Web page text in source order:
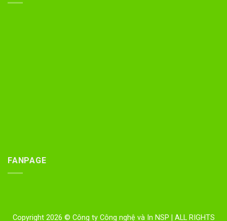
FANPAGE
Copyright 2026 © Công ty Công nghệ và In NSP | ALL RIGHTS